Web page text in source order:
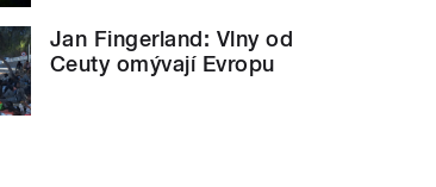
Jan Fingerland: Vlny od
Ceuty omývají Evropu